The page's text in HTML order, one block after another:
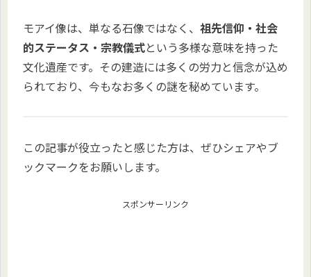
モアイ像は、単なる石像ではなく、 祖先信仰・社会
的ステータス・宗教儀式という多様な意味を持った
文化遺産です。その建造には多くの労力と信念が込め
られており、今もなお多くの謎を秘めています。
この記事が役立ったと感じた方は、ぜひシェアやブ
ックマークをお願いします。
スポンサーリンク